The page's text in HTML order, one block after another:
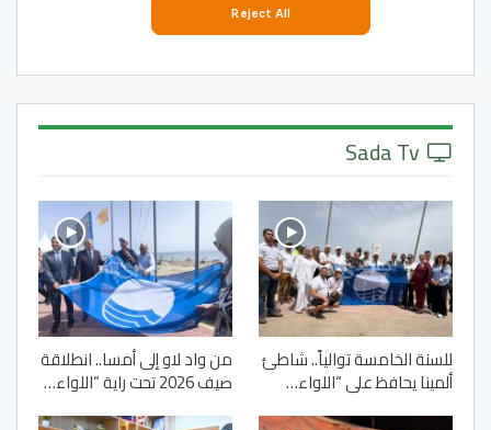
للسنة الخامسة توالياً.. شاطئ
ألمينا يحافظ على “اللواء…
من واد لاو إلى أمسا.. انطلاقة
صيف 2026 تحت راية “اللواء…